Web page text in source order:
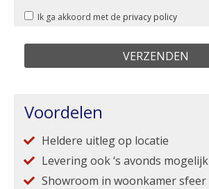
Ik ga akkoord met de privacy policy
Voordelen
Heldere uitleg op locatie
Levering ook ‘s avonds mogelijk
Showroom in woonkamer sfeer